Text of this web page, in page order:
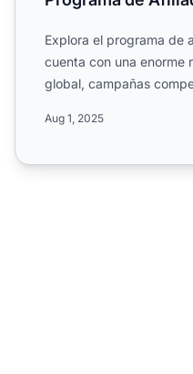
Explora el programa de
cuenta con una enorme
global, campañas
Aug 1, 2025